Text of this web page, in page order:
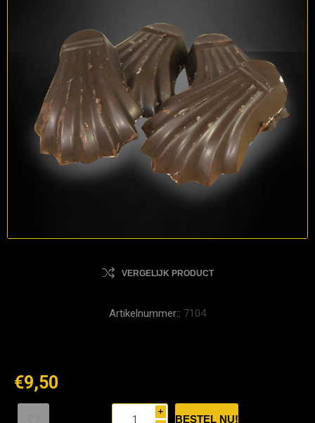
VERGELIJK PRODUCT
Artikelnummer:: 7104
€9,50
i